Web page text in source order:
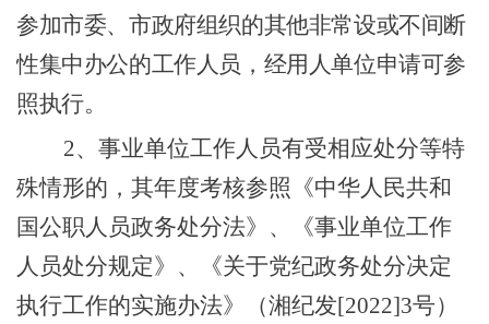
参加市委、市政府组织的其他非常设或不间断
性集中办公的工作人员，经用人单位申请可参
照执行。
2、事业单位工作人员有受相应处分等特
殊情形的，其年度考核参照 《中华人民共和
国公职人员政务处分法》、《事业单位工作
人员处分规定》 、《关于党纪政务处分决定
执行工作的实施办法》（湘纪发[2022]3号）